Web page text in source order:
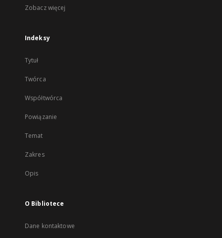
Zobacz więcej
Indeksy
Tytuł
Twórca
Współtwórca
Powiązanie
Temat
Zakres
Opis
O Bibliotece
Dane kontaktowe